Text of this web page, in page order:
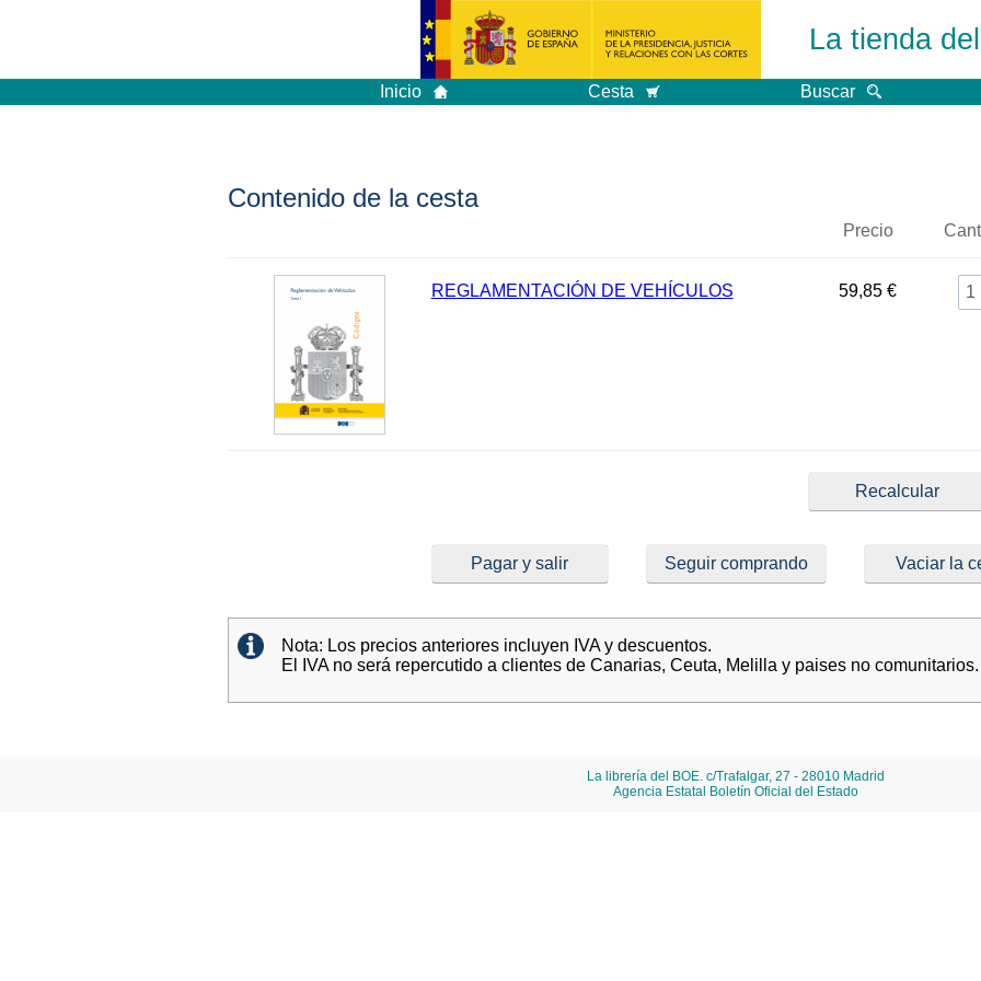
La tienda
Inicio Cesta Buscar
Contenido de la cesta
Precio
REGLAMENTACIÓN DE VEHÍCULOS 59,85 €
Pagar y salir Seguir comprando Vaciar la
Nota: Los precios anteriores incluyen IVA y descuentos.
El IVA no será repercutido a clientes de Canarias, Ceuta, Melilla y paises no comunitarios.
La librería del BOE. c/Trafalgar, 27 - 28010 Madrid
Agencia Estatal Boletín Oficial del Estado